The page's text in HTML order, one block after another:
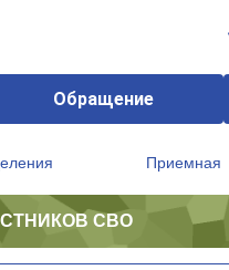
Обращение
Приемная
СВО